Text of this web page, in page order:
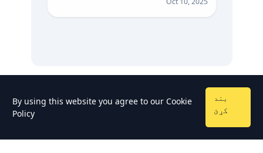
By using this website you agree to our Cookie
Policy
بند
کړئ